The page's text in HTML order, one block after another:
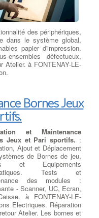
Asus ROG Zephyrus
composants de pointe,
i7-8750H de huitième
GTX 1070 GPU. Il est
GX501, et son design
en tant qu'ordinateur
Si vous cherchez un
consultez le Dell
des périphériques,
dans le système global,
papier d'impression.
ensembles défectueux,
Atelier. à FONTENAY-LE-
Bornes Jeux
et Maintenance
Jeux et Pari sportifs. :
Ajout et Déplacement
de Bornes de jeu,
et Equipements
Tests et
des modules :
- Scanner, UC, Ecran,
à FONTENAY-LE-
Electriques. Réparation
Atelier. Les bornes et